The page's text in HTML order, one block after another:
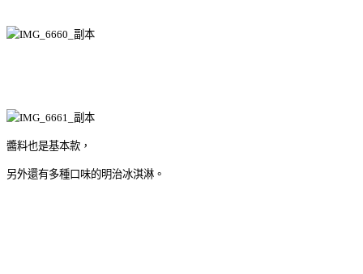
醬料也是基本款，
另外還有多種口味的明治冰淇淋。